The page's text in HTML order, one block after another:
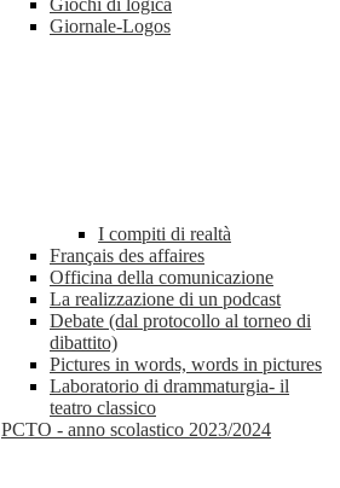
Giochi di logica
Giornale-Logos
I compiti di realtà
Français des affaires
Officina della comunicazione
La realizzazione di un podcast
Debate (dal protocollo al torneo di
dibattito)
Pictures in words, words in pictures
Laboratorio di drammaturgia- il
teatro classico
PCTO - anno scolastico 2023/2024